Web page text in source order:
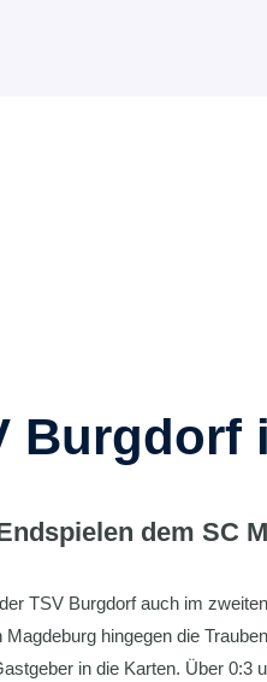
dem SC
TSV Burgdorf auch im
hingegen die
in die Karten. Über